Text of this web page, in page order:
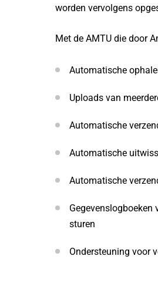
worden vervolgens
Met de AMTU die door
Automatische
Uploads van
Automatische
Automatische
Automatische
Gegevenslogboeken
sturen
Ondersteuning voor